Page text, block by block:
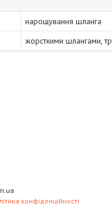
нарощування шланга
жорсткими шлангами,
конфіденційності